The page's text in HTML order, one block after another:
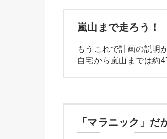
嵐山まで走ろう！
もうこれで計画の説明
自宅から嵐山までは約
「マラニック」だ